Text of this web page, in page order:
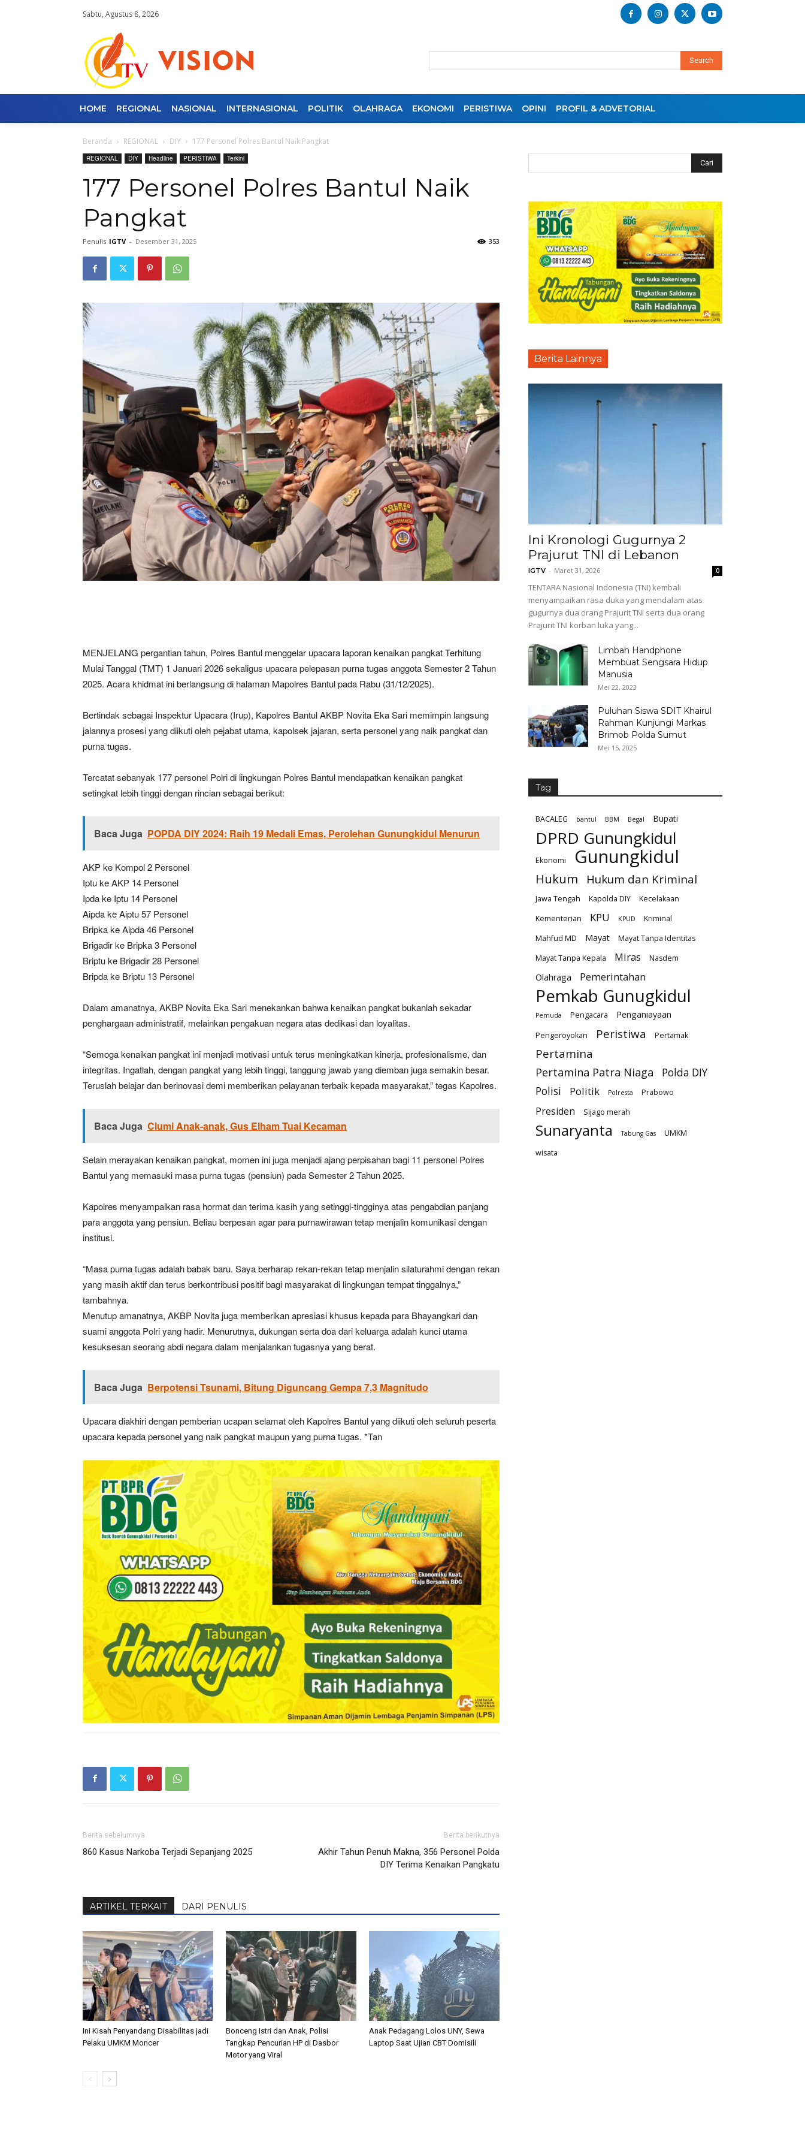
Sabtu, Agustus 8, 2026
Search
HOME REGIONAL NASIONAL INTERNASIONAL POLITIK OLAHRAGA EKONOMI PERISTIWA OPINI PROFIL & ADVETORIAL
Beranda REGIONAL DIY 177 Personel Polres Bantul Naik Pangkat
REGIONAL DIY Headline PERISTIWA Terkini
177 Personel Polres Bantul Naik
Pangkat
Penulis IGTV - Desember 31, 2025 353
MENJELANG pergantian tahun, Polres Bantul menggelar upacara laporan kenaikan pangkat Terhitung
Mulai Tanggal (TMT) 1 Januari 2026 sekaligus upacara pelepasan purna tugas anggota Semester 2 Tahun
2025. Acara khidmat ini berlangsung di halaman Mapolres Bantul pada Rabu (31/12/2025).
Bertindak sebagai Inspektur Upacara (Irup), Kapolres Bantul AKBP Novita Eka Sari memimpin langsung
jalannya prosesi yang diikuti oleh pejabat utama, kapolsek jajaran, serta personel yang naik pangkat dan
purna tugas.
Tercatat sebanyak 177 personel Polri di lingkungan Polres Bantul mendapatkan kenaikan pangkat
setingkat lebih tinggi dengan rincian sebagai berikut:
Baca Juga POPDA DIY 2024: Raih 19 Medali Emas, Perolehan Gunungkidul Menurun
AKP ke Kompol 2 Personel
Iptu ke AKP 14 Personel
Ipda ke Iptu 14 Personel
Aipda ke Aiptu 57 Personel
Bripka ke Aipda 46 Personel
Brigadir ke Bripka 3 Personel
Briptu ke Brigadir 28 Personel
Bripda ke Briptu 13 Personel
Dalam amanatnya, AKBP Novita Eka Sari menekankan bahwa kenaikan pangkat bukanlah sekadar
penghargaan administratif, melainkan pengakuan negara atas dedikasi dan loyalitas.
“Semoga kenaikan pangkat ini menjadi motivasi untuk terus meningkatkan kinerja, profesionalisme, dan
integritas. Ingatlah, dengan pangkat yang lebih tinggi, tanggung jawab yang diemban juga semakin besar.
Teruslah belajar dan berinovasi demi memberikan pelayanan terbaik kepada masyarakat,” tegas Kapolres.
Baca Juga Ciumi Anak-anak, Gus Elham Tuai Kecaman
Selain merayakan kenaikan pangkat, momen ini juga menjadi ajang perpisahan bagi 11 personel Polres
Bantul yang memasuki masa purna tugas (pensiun) pada Semester 2 Tahun 2025.
Kapolres menyampaikan rasa hormat dan terima kasih yang setinggi-tingginya atas pengabdian panjang
para anggota yang pensiun. Beliau berpesan agar para purnawirawan tetap menjalin komunikasi dengan
institusi.
“Masa purna tugas adalah babak baru. Saya berharap rekan-rekan tetap menjalin silaturahmi dengan rekan
yang masih aktif dan terus berkontribusi positif bagi masyarakat di lingkungan tempat tinggalnya,”
tambahnya.
Menutup amanatnya, AKBP Novita juga memberikan apresiasi khusus kepada para Bhayangkari dan
suami anggota Polri yang hadir. Menurutnya, dukungan serta doa dari keluarga adalah kunci utama
kesuksesan seorang abdi negara dalam menjalankan tugasnya yang berat.
Baca Juga Berpotensi Tsunami, Bitung Diguncang Gempa 7,3 Magnitudo
Upacara diakhiri dengan pemberian ucapan selamat oleh Kapolres Bantul yang diikuti oleh seluruh peserta
upacara kepada personel yang naik pangkat maupun yang purna tugas. *Tan
Berita sebelumnya
860 Kasus Narkoba Terjadi Sepanjang 2025
Berita berikutnya
Akhir Tahun Penuh Makna, 356 Personel Polda
DIY Terima Kenaikan Pangkatu
ARTIKEL TERKAIT DARI PENULIS
Ini Kisah Penyandang Disabilitas jadi
Pelaku UMKM Moncer
Bonceng Istri dan Anak, Polisi
Tangkap Pencurian HP di Dasbor
Motor yang Viral
Anak Pedagang Lolos UNY, Sewa
Laptop Saat Ujian CBT Domisili
Berita Lainnya
Ini Kronologi Gugurnya 2
Prajurut TNI di Lebanon
IGTV - Maret 31, 2026 0
TENTARA Nasional Indonesia (TNI) kembali
menyampaikan rasa duka yang mendalam atas
gugurnya dua orang Prajurit TNI serta dua orang
Prajurit TNI korban luka yang...
Limbah Handphone
Membuat Sengsara Hidup
Manusia
Mei 22, 2023
Puluhan Siswa SDIT Khairul
Rahman Kunjungi Markas
Brimob Polda Sumut
Mei 15, 2025
Tag
BACALEG bantul BBM Begal Bupati
DPRD Gunungkidul
Ekonomi Gunungkidul
Hukum Hukum dan Kriminal
Jawa Tengah Kapolda DIY
Kecelakaan
Kementerian
KPU KPUD
Kriminal
Mahfud MD
Mayat
Mayat Tanpa Identitas
Mayat Tanpa Kepala
Miras Nasdem
Olahraga Pemerintahan
Pemkab Gunugkidul
Pemuda Pengacara Penganiayaan
Pengeroyokan Peristiwa Pertamak
Pertamina
Pertamina Patra Niaga
Polda DIY
Polisi
Politik Polresta Prabowo
Presiden Sijago merah
Sunaryanta Tabung Gas
UMKM
wisata